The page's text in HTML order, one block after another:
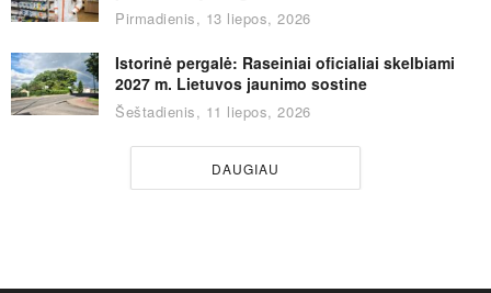
Pirmadienis, 13 liepos, 2026
Istorinė pergalė: Raseiniai oficialiai skelbiami
2027 m. Lietuvos jaunimo sostine
Šeštadienis, 11 liepos, 2026
DAUGIAU